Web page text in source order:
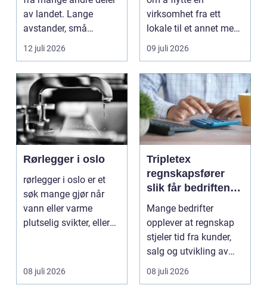
av landet. Lange
avstander, små
lokalsamfunn, sterk
tilkn...
12 juli 2026
virksomhet fra ett
lokale til et annet med
minst mulig...
09 juli 2026
Rørlegger i oslo
rørlegger i oslo er et
søk mange gjør når
vann eller varme
plutselig svikter, eller
08 juli 2026
Tripletex
regnskapsfører
slik får bedriften
mer ut av
regnskapet
Mange bedrifter
opplever at regnskap
stjeler tid fra kunder,
salg og utvikling av
virksomheten. Samt...
08 juli 2026